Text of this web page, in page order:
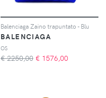
Balenciaga Zaino trapuntato - Blu
BALENCIAGA
OS
€ 2250,00 € 1576,00